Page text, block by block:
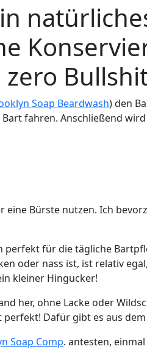
zero
Soap Beardwash) den
fahren. Anschließend
Bürste nutzen. Ich
perfekt für die tägliche
oder nass ist, ist relativ
kleiner Hingucker!
her, ohne Lacke oder
Dafür gibt es aus
Soap Comp. antesten,